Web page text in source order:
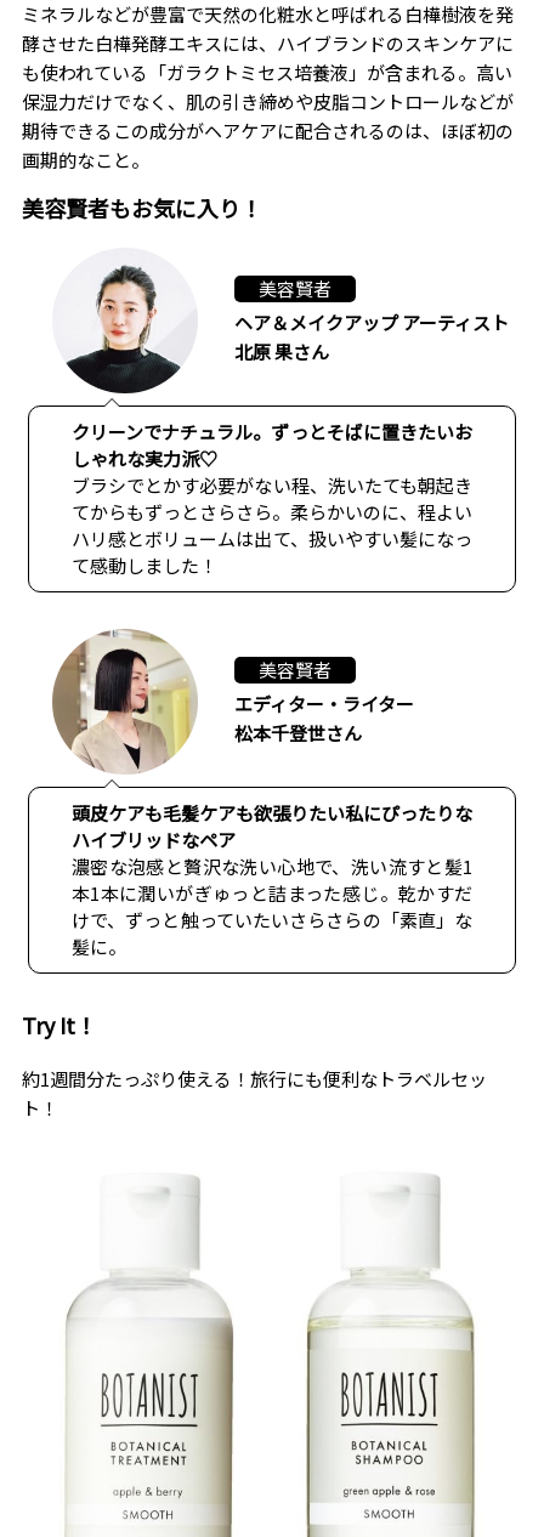
ミネラルなどが豊富で天然の化粧水と呼ばれる白樺樹液を発
酵させた白樺発酵エキスには、ハイブランドのスキンケアに
も使われている「ガラクトミセス培養液」が含まれる。高い
保湿力だけでなく、肌の引き締めや皮脂コントロールなどが
期待できるこの成分がヘアケアに配合されるのは、ほぼ初の
画期的なこと。
美容賢者もお気に入り！
美容賢者
ヘア＆メイクアップ アーティスト
北原 果さん
クリーンでナチュラル。ずっとそばに置きたいお
しゃれな実力派♡
ブラシでとかす必要がない程、洗いたても朝起き
てからもずっとさらさら。柔らかいのに、程よい
ハリ感とボリュームは出て、扱いやすい髪になっ
て感動しました！
美容賢者
エディター・ライター
松本千登世さん
頭皮ケアも毛髪ケアも欲張りたい私にぴったりな
ハイブリッドなペア
濃密な泡感と贅沢な洗い心地で、洗い流すと髪1
本1本に潤いがぎゅっと詰まった感じ。乾かすだ
けで、ずっと触っていたいさらさらの「素直」な
髪に。
Try It！
約1週間分たっぷり使える！旅行にも便利なトラベルセッ
ト！